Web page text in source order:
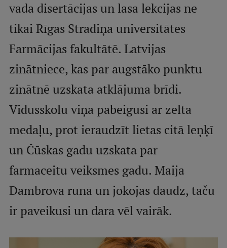
Doktorantūra
Rezidentūra
Uzņemšana
Praktiska informācija
Par RSU
Studentu dzīve
Studiju norises vietas
Fakultātes
Mūsu cilvēki
vada disertācijas un lasa lekcijas ne
tikai Rīgas Stradiņa universitātes
Farmācijas fakultātē. Latvijas
zinātniece, kas par augstāko punktu
zinātnē uzskata atklājuma brīdi.
Vidusskolu viņa pabeigusi ar zelta
medaļu, prot ieraudzīt lietas citā leņķī
un Čūskas gadu uzskata par
farmaceitu veiksmes gadu. Maija
Dambrova runā un jokojas daudz, taču
ir paveikusi un dara vēl vairāk.